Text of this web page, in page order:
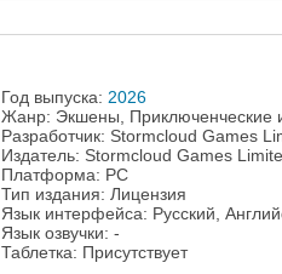
Год выпуска: 2026
Жанр: Экшены, Приключенческие
Разработчик: Stormcloud Games
Издатель: Stormcloud Games
Платформа: PC
Тип издания: Лицензия
Язык интерфейса: Русский,
Язык озвучки: -
Таблетка: Присутствует